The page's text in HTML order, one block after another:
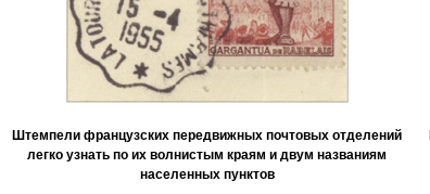
Штемпели французских передвижных почтовых отделений
легко узнать по их волнистым краям и двум названиям
населенных пунктов